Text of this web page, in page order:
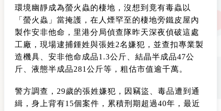
環境幽靜成為螢火蟲的棲地，沒想到竟有毒蟲以
「螢火蟲」當掩護，在人煙罕至的棲地旁鐵皮屋內
製作安非他命，里港分局偵查隊昨天深夜偵破這處
工廠，現場逮捕鍾姓與張姓2名嫌犯，並查扣專業製
造機具、安非他命成品1.3公斤、結晶半成品47公
斤、液態半成品281公斤等，粗估市值逾千萬。
警方調查，29歲的張姓嫌犯，因竊盜、毒品遭到通
緝，身上背有15個案件，累積刑期超過40年，最近